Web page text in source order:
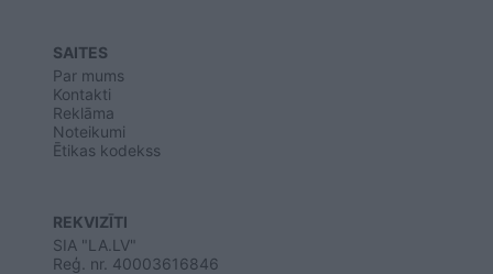
SAITES
Par mums
Kontakti
Reklāma
Noteikumi
Ētikas kodekss
REKVIZĪTI
SIA "LA.LV"
Reģ. nr. 40003616846